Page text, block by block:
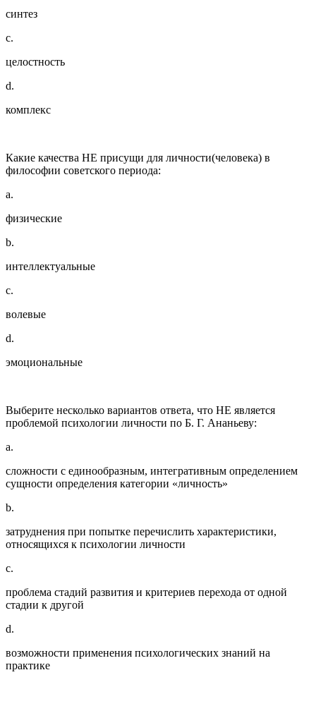
синтез
c.
целостность
d.
комплекс
Какие качества НЕ присущи для личности(человека) в
философии советского периода:
a.
физические
b.
интеллектуальные
c.
волевые
d.
эмоциональные
Выберите несколько вариантов ответа, что НЕ является
проблемой психологии личности по Б. Г. Ананьеву:
a.
сложности с единообразным, интегративным определением
сущности определения категории «личность»
b.
затруднения при попытке перечислить характеристики,
относящихся к психологии личности
c.
проблема стадий развития и критериев перехода от одной
стадии к другой
d.
возможности применения психологических знаний на
практике